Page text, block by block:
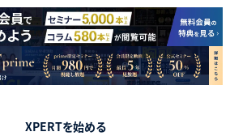
XPERTを始める